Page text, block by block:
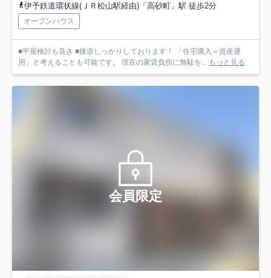
伊予鉄道環状線(ＪＲ松山駅経由)「高砂町」駅 徒歩2分
オープンハウス
■平屋検討も良き ■接道しっかりしております！ 「住宅購入＝資産運
用」と考えることも可能です。 現在の家賃負担に無駄を...
もっと見る
会員限定